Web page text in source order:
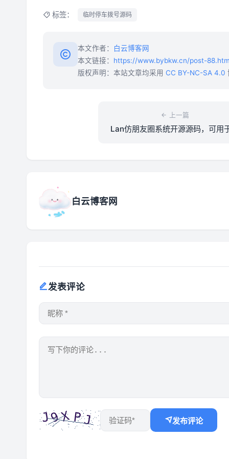
标签： 临时停车拨号源码
本文作者：
白云博客网
本文链接： https://www.bybkw.cn/post-
版权声明：本站文章均采用 CC BY-NC-SA 4.0
上一篇
Lan仿朋友圈系统开源源码，可用
白云博客网
发表评论
发布评论